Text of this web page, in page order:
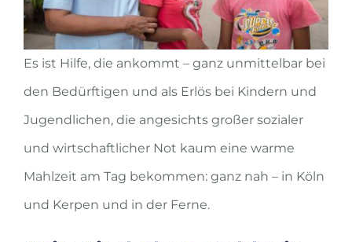
Es ist Hilfe, die ankommt – ganz unmittel­bar bei
den Bedürftigen und als Erlös bei Kindern und
Jugendlichen, die angesichts großer sozialer
und wirtschaftlicher Not kaum eine warme
Mahlzeit am Tag be­kommen: ganz nah – in Köln
und Kerpen und in der Ferne.